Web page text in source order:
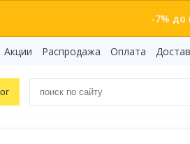
-7%
Акции Распродажа Оплата